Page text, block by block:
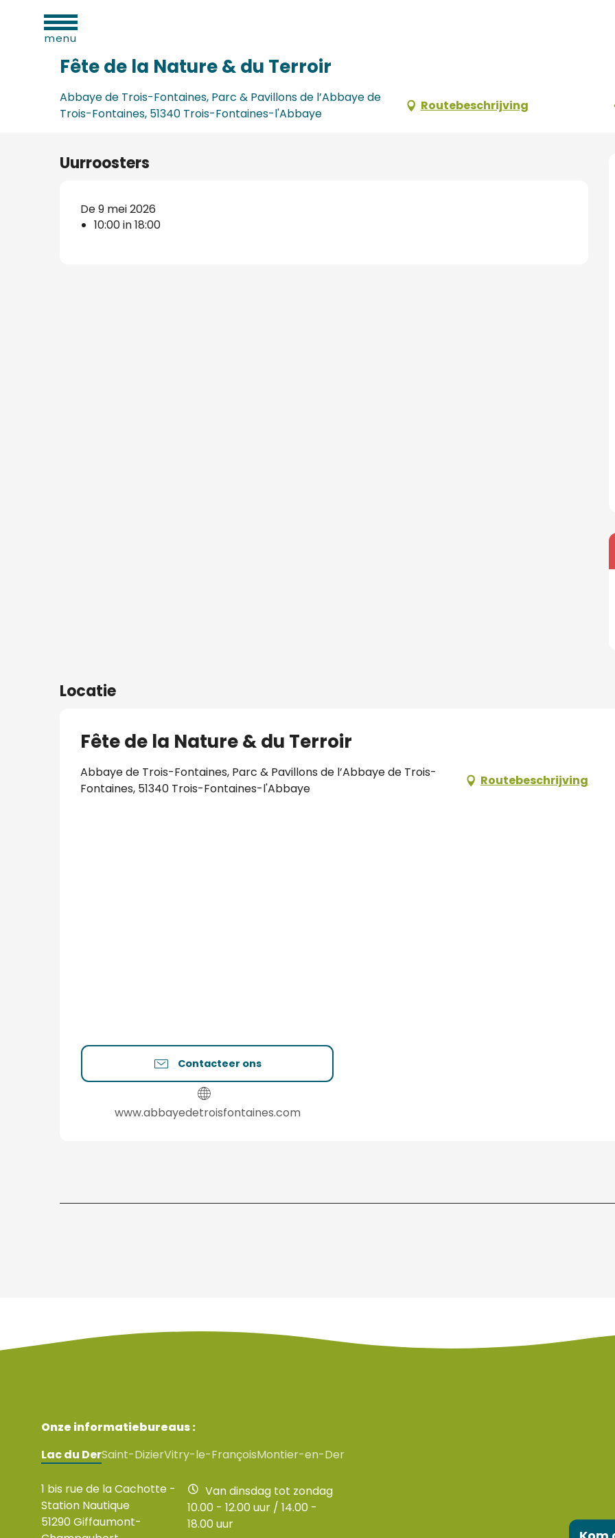
contenumenu
Home
Fête de la Nature & du Terroir
Abbaye de Trois-Fontaines, Parc & Pavillons de l’Abbaye de
Trois-Fontaines, 51340 Trois-Fontaines-l'Abbaye
Routebeschrijving
Uurroosters
De 9 mei 2026
10:00 in 18:00
Locatie
Fête de la Nature & du Terroir
Abbaye de Trois-Fontaines, Parc & Pavillons de l’Abbaye de Trois-
Fontaines, 51340 Trois-Fontaines-l'Abbaye
Routebeschrijving
Contacteer ons
www.abbayedetroisfontaines.com
Onze informatiebureaus :
Lac du DerSaint-DizierVitry-le-FrançoisMontier-en-Der
1 bis rue de la Cachotte -
Station Nautique
51290 Giffaumont-
Van dinsdag tot zondag
10.00 - 12.00 uur / 14.00 -
18.00 uur